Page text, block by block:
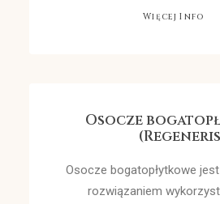
Więcej Info
Osocze
Osocze bogatopłytkowe
rozwiązaniem